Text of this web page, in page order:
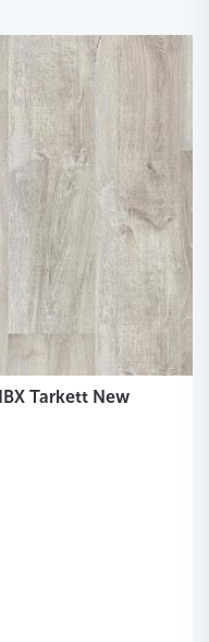
Tarkett New